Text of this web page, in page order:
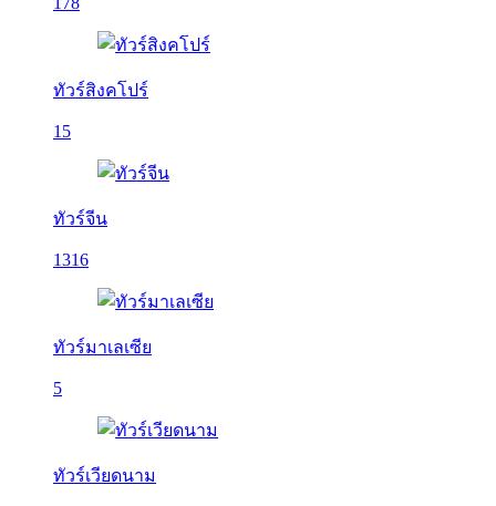
ทัวร์สิงคโปร์
15
ทัวร์จีน
1316
ทัวร์มาเลเซีย
5
ทัวร์เวียดนาม